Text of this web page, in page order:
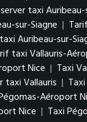
taxi
sur-Siagne |
Auribeau-sur-
taxi Vallauris-
Nice | Taxi
taxi Vallauris |
Aéroport
Nice | Taxi